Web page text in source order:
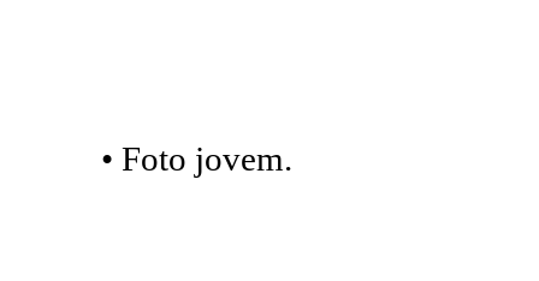
• Foto jovem.